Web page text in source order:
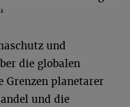
und
die globalen
Grenzen planetarer
und die